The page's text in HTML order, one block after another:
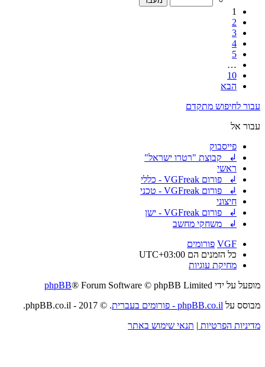
1
2
3
4
5
…
10
הבא
עבור לחיפוש מתקדם
עבור אל
פייסבוק
↲ קבוצת "רטרו ישראל"
ראשי
↲ פורום VGFreak - כללי
↲ פורום VGFreak - טכני
חיצוני
↲ פורום VGFreak - ישן
↲ משחקי מחשב
VGF פורומים
כל הזמנים הם UTC+03:00
מחיקת עוגיות
מופעל על ידי
phpBB® Forum Software © phpBB Limited
מבוסס על phpBB.co.il - פורומים בעברית
. © 2017 - phpBB.co.il.
מדיניות הפרטיות | תנאי שימוש באתר